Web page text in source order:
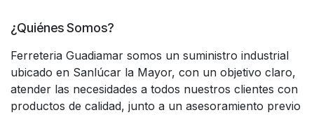
¿Quiénes Somos?
Ferreteria Guadiamar somos un suministro industrial
ubicado en Sanlúcar la Mayor, con un objetivo claro,
atender las necesidades a todos nuestros clientes con
productos de calidad, junto a un asesoramiento previo